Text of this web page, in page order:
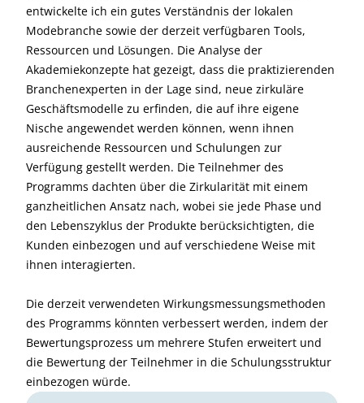
entwickelte ich ein gutes Verständnis der lokalen
Modebranche sowie der derzeit verfügbaren Tools,
Ressourcen und Lösungen. Die Analyse der
Akademiekonzepte hat gezeigt, dass die praktizierenden
Branchenexperten in der Lage sind, neue zirkuläre
Geschäftsmodelle zu erfinden, die auf ihre eigene
Nische angewendet werden können, wenn ihnen
ausreichende Ressourcen und Schulungen zur
Verfügung gestellt werden. Die Teilnehmer des
Programms dachten über die Zirkularität mit einem
ganzheitlichen Ansatz nach, wobei sie jede Phase und
den Lebenszyklus der Produkte berücksichtigten, die
Kunden einbezogen und auf verschiedene Weise mit
ihnen interagierten.
Die derzeit verwendeten Wirkungsmessungsmethoden
des Programms könnten verbessert werden, indem der
Bewertungsprozess um mehrere Stufen erweitert und
die Bewertung der Teilnehmer in die Schulungsstruktur
einbezogen würde.